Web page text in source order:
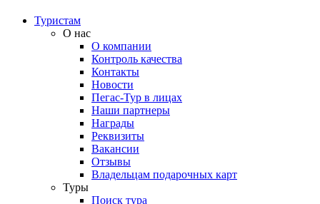
Туристам
О нас
О компании
Контроль качества
Контакты
Новости
Пегас-Тур в лицах
Наши партнеры
Награды
Реквизиты
Вакансии
Отзывы
Владельцам подарочных карт
Туры
Поиск тура